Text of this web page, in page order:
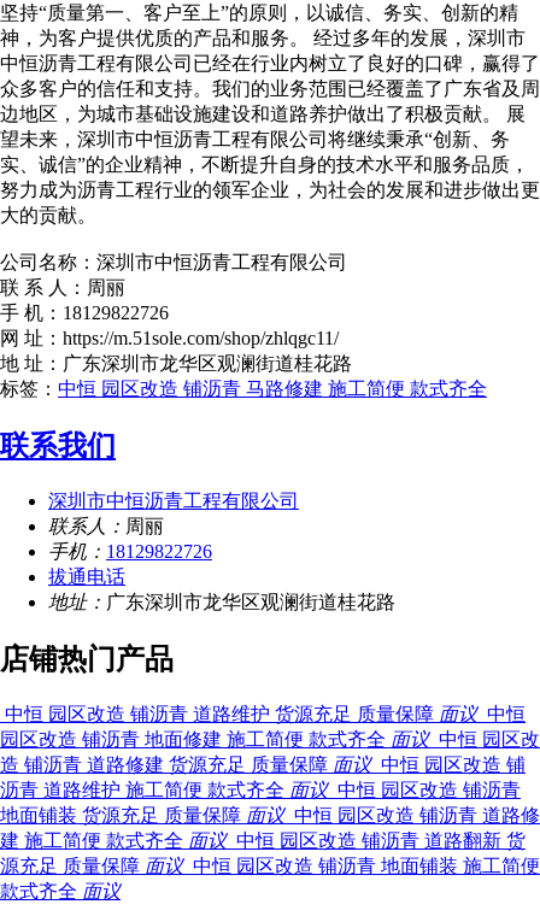
坚持“质量第一、客户至上”的原则，以诚信、务实、创新的精
神，为客户提供优质的产品和服务。 经过多年的发展，深圳市
中恒沥青工程有限公司已经在行业内树立了良好的口碑，赢得了
众多客户的信任和支持。我们的业务范围已经覆盖了广东省及周
边地区，为城市基础设施建设和道路养护做出了积极贡献。 展
望未来，深圳市中恒沥青工程有限公司将继续秉承“创新、务
实、诚信”的企业精神，不断提升自身的技术水平和服务品质，
努力成为沥青工程行业的领军企业，为社会的发展和进步做出更
大的贡献。
公司名称：深圳市中恒沥青工程有限公司
联 系 人：周丽
手 机：18129822726
网 址：https://m.51sole.com/shop/zhlqgc11/
地 址：广东深圳市龙华区观澜街道桂花路
标签： 中恒 园区改造 铺沥青 马路修建 施工简便 款式齐全
联系我们
深圳市中恒沥青工程有限公司
联系人： 周丽
手机： 18129822726
拔通电话
地址： 广东深圳市龙华区观澜街道桂花路
店铺热门产品
中恒 园区
改造 铺沥青 道路维护 货源充足 质量保障 面议
中恒 园区
改造 铺沥青 地面修建 施工简便 款式齐全 面议
中恒 园区
改造 铺沥青 道路修建 货源充足 质量保障 面议
中恒 园区
改造 铺沥青 道路维护 施工简便 款式齐全